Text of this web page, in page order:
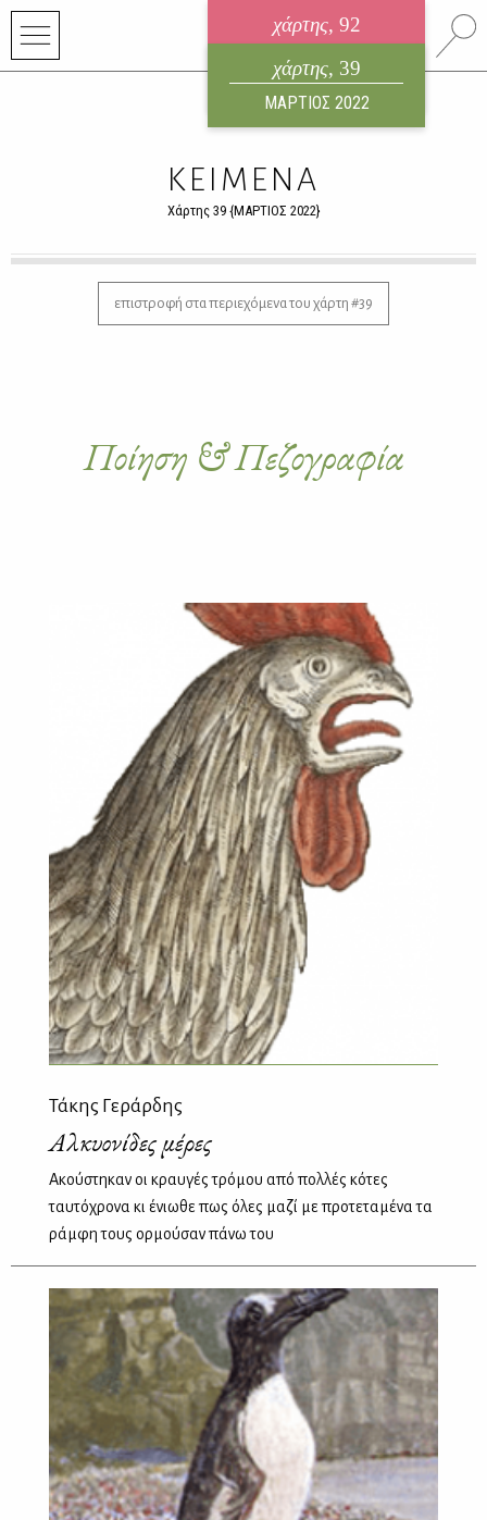
χάρτης, 92
ηλεκτρονικό περιοδικό
ΑΥΓΟΥΣΤΟΣ 2026
χάρτης, 39
ΜΑΡΤΙΟΣ 2022
ΚΕΙΜΕΝΑ
Χάρτης 39 {ΜΑΡΤΙΟΣ 2022}
επιστροφή στα περιεχόμενα του χάρτη #39
Ποίηση & Πεζογραφία
Τάκης Γεράρδης
Αλκυονίδες μέρες
Ακούστηκαν οι κραυγές τρόμου από πολλές κότες
ταυτόχρονα κι ένιωθε πως όλες μαζί με προτεταμένα τα
ράμφη τους ορμούσαν πάνω του